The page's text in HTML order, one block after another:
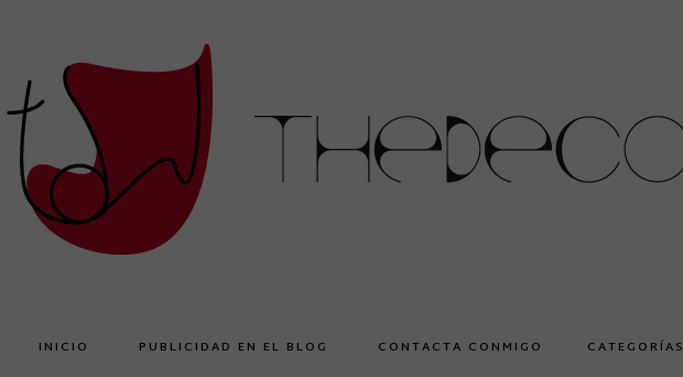
INICIO PUBLICIDAD EN EL BLOG CONTACTA CONMIGO CATEGORÍAS